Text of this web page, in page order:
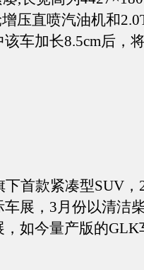
压直喷汽油机和
车加长8.5cm后，
款紧凑型SUV，
展，3月份以清洁
如今量产版的GLK